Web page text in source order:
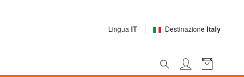
Lingua IT Destinazione Italy